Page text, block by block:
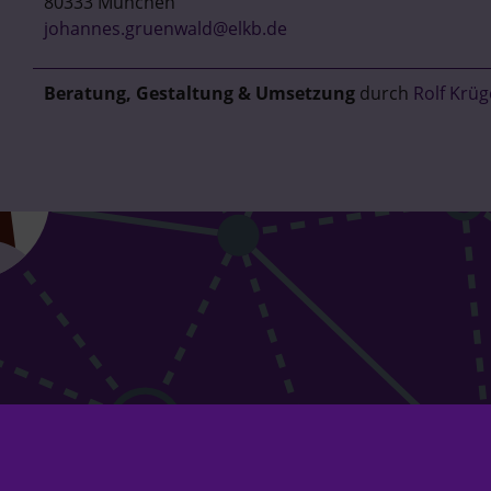
johannes.gruenwald@elkb.de
Beratung, Gestaltung & Umsetzung durch Rolf